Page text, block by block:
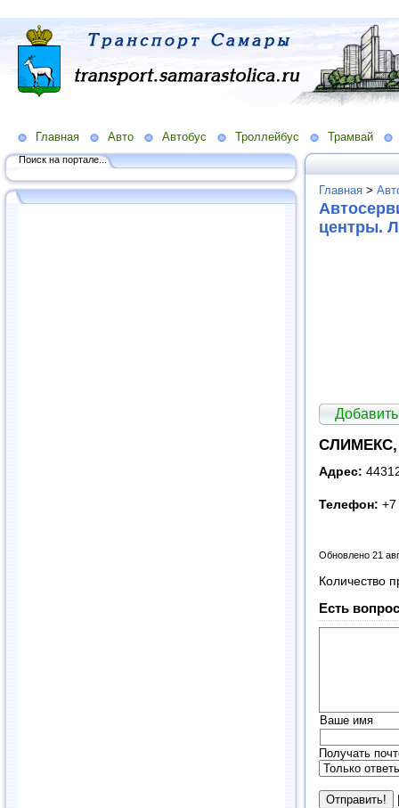
Главная Авто Автобус Троллейбус Трамвай
Поиск на портале...
Главная >
центры.
СЛИМЕКС,
Адрес:
Телефон: +7
Обновлено 21
Количество
Есть
Ваше имя
Получать